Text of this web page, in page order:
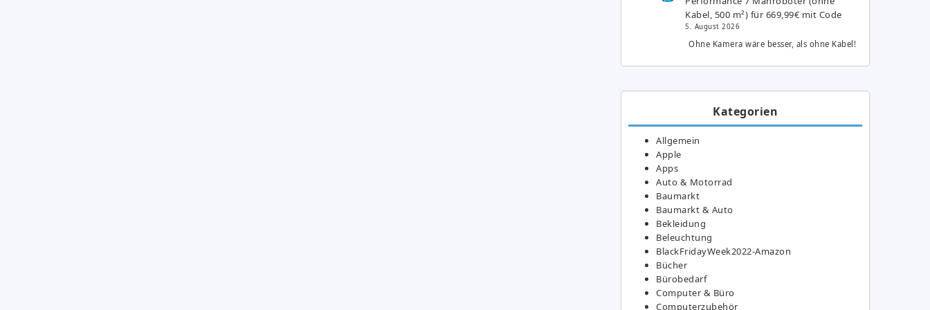
Kabel, 500 m²) für 669,99€ mit Code
5. August 2026
Ohne Kamera wäre besser, als ohne Kabel!
Kategorien
Allgemein
Apple
Apps
Auto & Motorrad
Baumarkt
Baumarkt & Auto
Bekleidung
Beleuchtung
BlackFridayWeek2022-Amazon
Bücher
Bürobedarf
Computer & Büro
Computerzubehör